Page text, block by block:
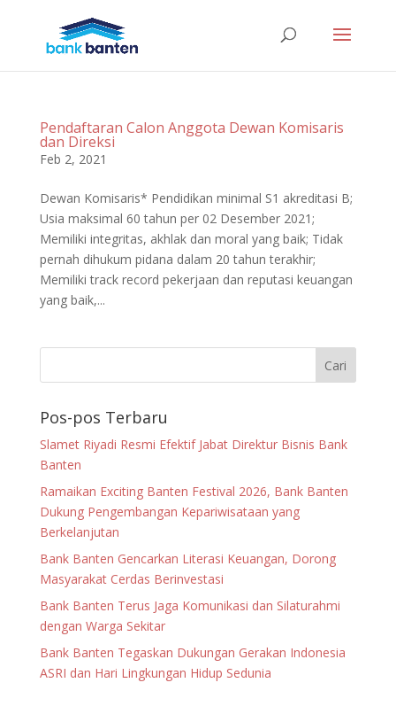
Pendaftaran Calon Anggota Dewan Komisaris
dan Direksi
Feb 2, 2021
Dewan Komisaris* Pendidikan minimal S1 akreditasi B;
Usia maksimal 60 tahun per 02 Desember 2021;
Memiliki integritas, akhlak dan moral yang baik; Tidak
pernah dihukum pidana dalam 20 tahun terakhir;
Memiliki track record pekerjaan dan reputasi keuangan
yang baik,...
Pos-pos Terbaru
Slamet Riyadi Resmi Efektif Jabat Direktur Bisnis Bank
Banten
Ramaikan Exciting Banten Festival 2026, Bank Banten
Dukung Pengembangan Kepariwisataan yang
Berkelanjutan
Bank Banten Gencarkan Literasi Keuangan, Dorong
Masyarakat Cerdas Berinvestasi
Bank Banten Terus Jaga Komunikasi dan Silaturahmi
dengan Warga Sekitar
Bank Banten Tegaskan Dukungan Gerakan Indonesia
ASRI dan Hari Lingkungan Hidup Sedunia